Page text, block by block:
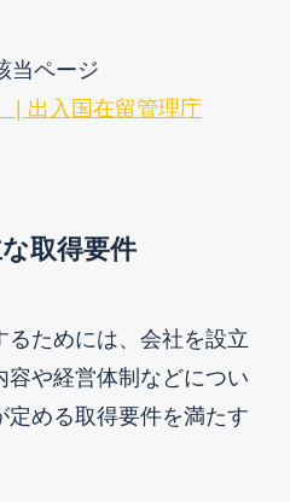
当ページ
| 出入国在留管理庁
取得要件
ためには、会社を設立
や経営体制などについ
定める取得要件を満たす